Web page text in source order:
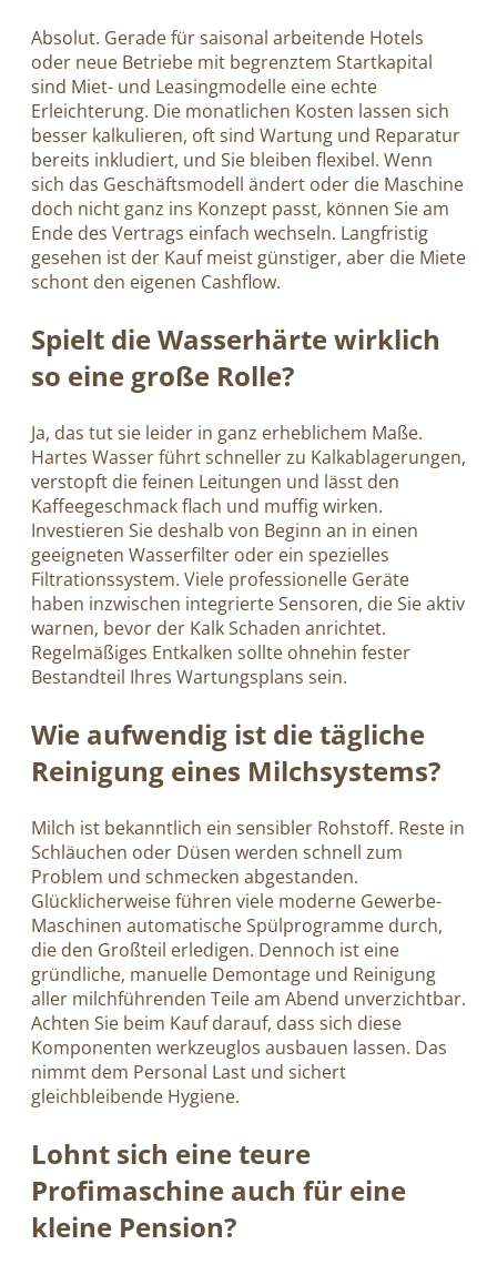
Absolut. Gerade für saisonal arbeitende Hotels
oder neue Betriebe mit begrenztem Startkapital
sind Miet- und Leasingmodelle eine echte
Erleichterung. Die monatlichen Kosten lassen sich
besser kalkulieren, oft sind Wartung und Reparatur
bereits inkludiert, und Sie bleiben flexibel. Wenn
sich das Geschäftsmodell ändert oder die Maschine
doch nicht ganz ins Konzept passt, können Sie am
Ende des Vertrags einfach wechseln. Langfristig
gesehen ist der Kauf meist günstiger, aber die Miete
schont den eigenen Cashflow.
Spielt die Wasserhärte wirklich
so eine große Rolle?
Ja, das tut sie leider in ganz erheblichem Maße.
Hartes Wasser führt schneller zu Kalkablagerungen,
verstopft die feinen Leitungen und lässt den
Kaffeegeschmack flach und muffig wirken.
Investieren Sie deshalb von Beginn an in einen
geeigneten Wasserfilter oder ein spezielles
Filtrationssystem. Viele professionelle Geräte
haben inzwischen integrierte Sensoren, die Sie aktiv
warnen, bevor der Kalk Schaden anrichtet.
Regelmäßiges Entkalken sollte ohnehin fester
Bestandteil Ihres Wartungsplans sein.
Wie aufwendig ist die tägliche
Reinigung eines Milchsystems?
Milch ist bekanntlich ein sensibler Rohstoff. Reste in
Schläuchen oder Düsen werden schnell zum
Problem und schmecken abgestanden.
Glücklicherweise führen viele moderne Gewerbe-
Maschinen automatische Spülprogramme durch,
die den Großteil erledigen. Dennoch ist eine
gründliche, manuelle Demontage und Reinigung
aller milchführenden Teile am Abend unverzichtbar.
Achten Sie beim Kauf darauf, dass sich diese
Komponenten werkzeuglos ausbauen lassen. Das
nimmt dem Personal Last und sichert
gleichbleibende Hygiene.
Lohnt sich eine teure
Profimaschine auch für eine
kleine Pension?